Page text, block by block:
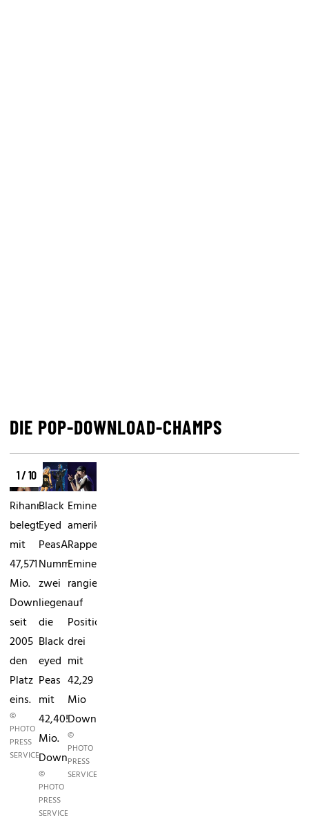
DIE POP-DOWNLOAD-CHAMPS
1 / 10
RihannaRihanna
belegt
mit
47,571
Mio.
Downloads
seit
2005
den
Platz
eins.
©
PHOTO
PRESS
SERVICE/WWW.PHOTOPRESS.AT
Black
Eyed
PeasAuf
Nummer
zwei
liegen
die
Black
eyed
Peas
mit
42,405
Mio.
Downloads.
©
PHOTO
PRESS
SERVICE/WWW.PHOTOPRESS.AT
EminemDer
amerikanische
Rapper
Eminem
rangiert
auf
Position
drei
mit
42,29
Mio
Downloads.
©
PHOTO
PRESS
SERVICE/WWW.PHOTOPRESS.AT